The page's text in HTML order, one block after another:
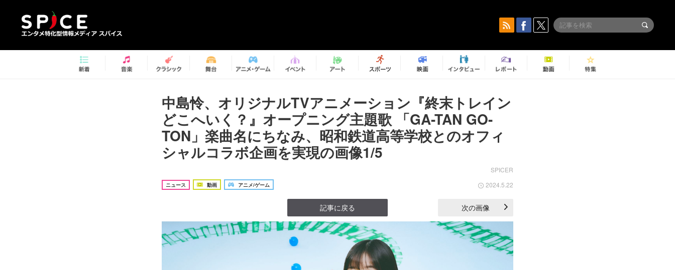
中島怜、オリジナルTVアニメーション『終末トレイン
どこへいく？』オープニング主題歌 「GA-TAN GO-
TON」楽曲名にちなみ、昭和鉄道高等学校とのオフィ
シャルコラボ企画を実現の画像1/5
SPICER
ニュース 動画 アニメ/ゲーム 2024.5.22
記事に戻る 次の画像